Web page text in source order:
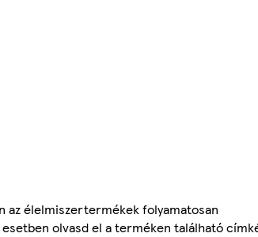
az élelmiszertermékek folyamatosan
olvasd el a terméken található